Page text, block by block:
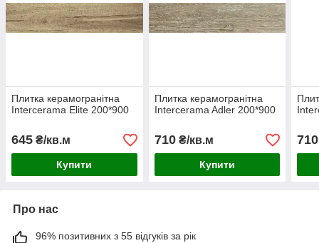
Плитка керамогранітна
Intercerama Elite 200*900
645 ₴/кв.м
Купити
Плитка керамогранітна
Intercerama Adler 200*900
710₴/кв.м
Купити
710
Про нас
96% позитивних з 55 відгуків за рік